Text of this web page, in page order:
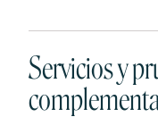
Servicios y